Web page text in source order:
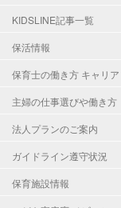
KIDSLINE記事一覧
保活情報
保育士の働き方 キャリア
主婦の仕事選びや働き方
法人プランのご案内
ガイドライン遵守状況
保育施設情報